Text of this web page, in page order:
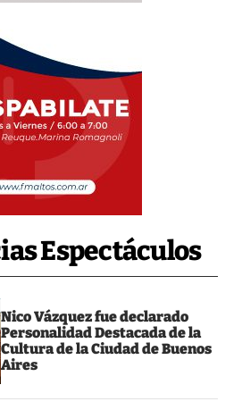
Espectáculos
Nico Vázquez fue declarado
Personalidad Destacada de la
Cultura de la Ciudad de Buenos
Aires